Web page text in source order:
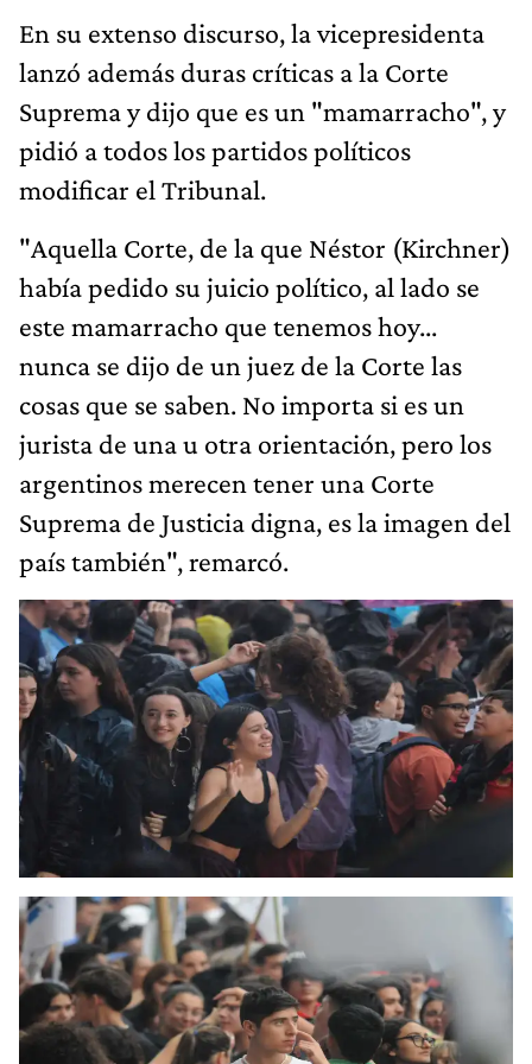
En su extenso discurso, la vicepresidenta
lanzó además duras críticas a la Corte
Suprema y dijo que es un "mamarracho", y
pidió a todos los partidos políticos
modificar el Tribunal.
"Aquella Corte, de la que Néstor (Kirchner)
había pedido su juicio político, al lado se
este mamarracho que tenemos hoy...
nunca se dijo de un juez de la Corte las
cosas que se saben. No importa si es un
jurista de una u otra orientación, pero los
argentinos merecen tener una Corte
Suprema de Justicia digna, es la imagen del
país también", remarcó.